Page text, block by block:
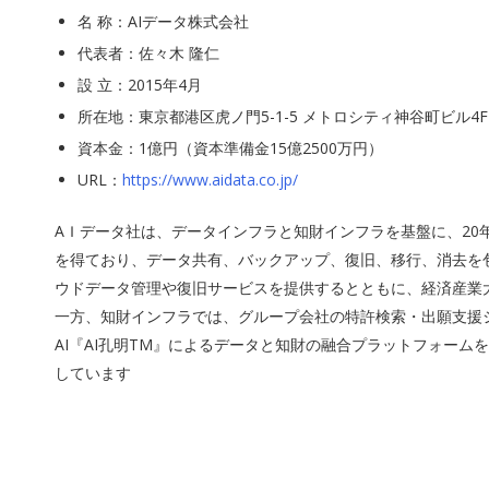
名 称：AIデータ株式会社
代表者：佐々木 隆仁
設 立：2015年4月
所在地：東京都港区虎ノ門5-1-5 メトロシティ神谷町ビル4F
資本金：1億円（資本準備金15億2500万円）
URL： https://www.aidata.co.jp/
AＩデータ社は、データインフラと知財インフラを基盤に、
を得ており、データ共有、バックアップ、復旧、移行、消去
ウドデータ管理や復旧サービスを提供するとともに、経済産
一方、知財インフラでは、グループ会社の特許検索・出願支
AI『AI孔明TM』によるデータと知財の融合プラットフォーム
しています